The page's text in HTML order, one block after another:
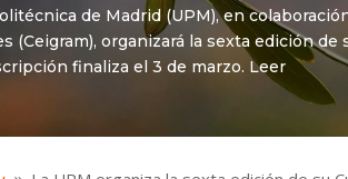
de Madrid (UPM), en
(Ceigram), organizará la sexta edición
finaliza el 3 de marzo. Leer